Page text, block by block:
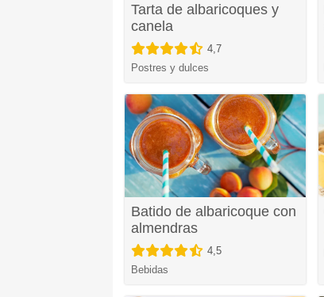
Tarta de albaricoques y
canela
4,7
Postres y dulces
Batido de albaricoque con
almendras
4,5
Bebidas